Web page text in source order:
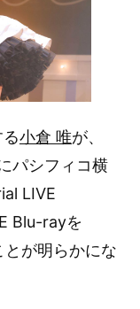
小倉 唯が、
パシフィコ横
LIVE
Blu-rayを
が明らかにな